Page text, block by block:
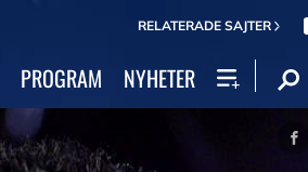
RELATERADE SAJTER
PROGRAM NYHETER